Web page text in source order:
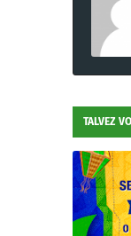
TALVEZ